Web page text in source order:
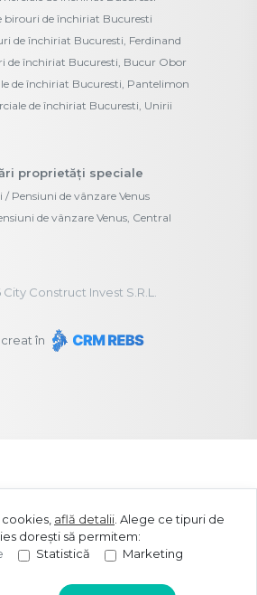
birouri de închiriat Bucuresti
de închiriat Bucuresti, Ferdinand
de închiriat Bucuresti, Bucur Obor
de închiriat Bucuresti, Pantelimon
de închiriat Bucuresti, Unirii
proprietăți speciale
/ Pensiuni de vânzare Venus
de vânzare Venus, Central
City Construct Invest S.R.L.
în
află detalii Alege ce tipuri de
dorești să permitem:
Statistică Marketing